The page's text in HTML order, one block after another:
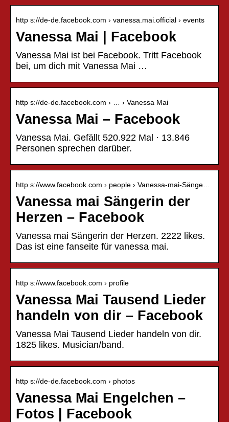
http s://de-de.facebook.com › vanessa.mai.official › events
Vanessa Mai | Facebook
Vanessa Mai ist bei Facebook. Tritt Facebook
bei, um dich mit Vanessa Mai …
http s://de-de.facebook.com › … › Vanessa Mai
Vanessa Mai – Facebook
Vanessa Mai. Gefällt 520.922 Mal · 13.846
Personen sprechen darüber.
http s://www.facebook.com › people › Vanessa-mai-Sänge…
Vanessa mai Sängerin der
Herzen – Facebook
Vanessa mai Sängerin der Herzen. 2222 likes.
Das ist eine fanseite für vanessa mai.
http s://www.facebook.com › profile
Vanessa Mai Tausend Lieder
handeln von dir – Facebook
Vanessa Mai Tausend Lieder handeln von dir.
1825 likes. Musician/band.
http s://de-de.facebook.com › photos
Vanessa Mai Engelchen –
Fotos | Facebook